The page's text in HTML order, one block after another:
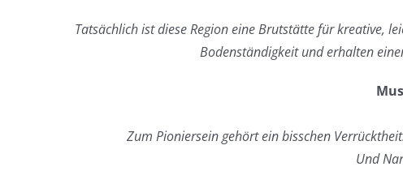
Tatsächlich ist diese Region eine Brutstätte für kreative,
Bodenständigkeit und erhalten
Zum Pioniersein gehört ein bisschen
Und